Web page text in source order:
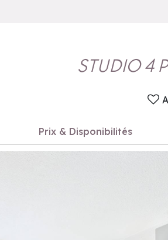
STUDIO 4
Prix & Disponibilités